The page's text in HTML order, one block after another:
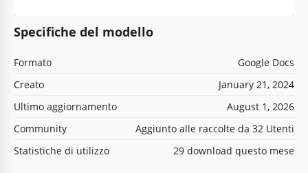
Specifiche del modello
Formato
Google Docs
Creato
January 21, 2024
Ultimo aggiornamento
August 1, 2026
Community
Aggiunto alle raccolte da 32 Utenti
Statistiche di utilizzo
29 download questo mese